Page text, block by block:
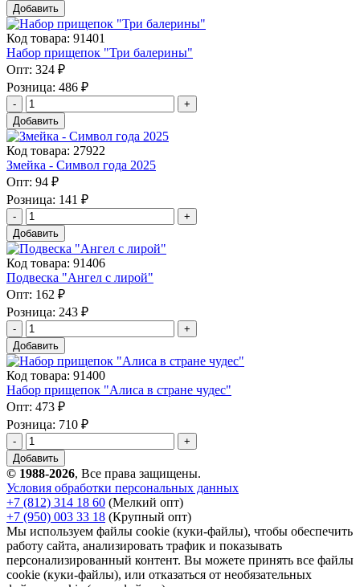
Добавить
Код товара: 91401
Набор прищепок "Три балерины"
Опт: 324 ₽
Розница: 486 ₽
Добавить
Код товара: 27922
Змейка - Символ года 2025
Опт: 94 ₽
Розница: 141 ₽
Добавить
Код товара: 91406
Подвеска "Ангел с лирой"
Опт: 162 ₽
Розница: 243 ₽
Добавить
Код товара: 91400
Набор прищепок "Алиса в стране чудес"
Опт: 473 ₽
Розница: 710 ₽
Добавить
© 1988-2026, Все права защищены.
Условия обработки персональных данных
+7 (812) 314 18 60 (Мелкий опт)
+7 (950) 003 33 18 (Крупный опт)
Мы используем файлы cookie (куки-файлы), чтобы обеспечить
работу сайта, анализировать трафик и показывать
персонализированный контент. Вы можете принять все файлы
cookie (куки-файлы), или отказаться от необязательных